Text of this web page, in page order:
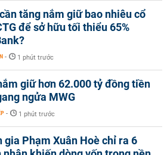
tăng nắm giữ bao nhiêu cổ
để sở hữu tối thiểu 65%
- 1 phút trước
giữ hơn 62.000 tỷ đồng tiền
ngửa MWG
- 1 phút trước
gia Phạm Xuân Hoè chỉ ra 6